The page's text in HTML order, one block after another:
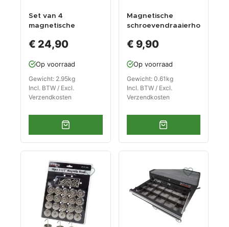
Set van 4
magnetische
€ 24,90
Op voorraad
Gewicht: 2.95kg
Incl. BTW / Excl.
Verzendkosten
Magnetische
schroevendraaierho
€ 9,90
Op voorraad
Gewicht: 0.61kg
Incl. BTW / Excl.
Verzendkosten